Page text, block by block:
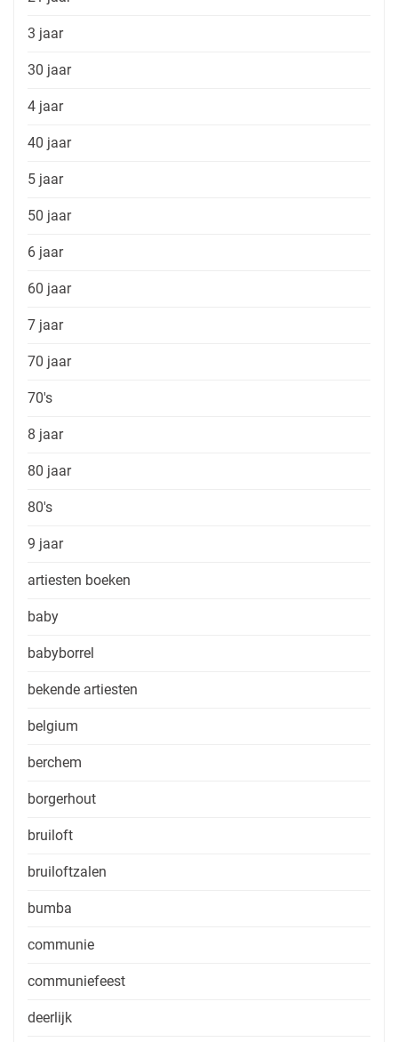
3 jaar
30 jaar
4 jaar
40 jaar
5 jaar
50 jaar
6 jaar
60 jaar
7 jaar
70 jaar
70's
8 jaar
80 jaar
80's
9 jaar
artiesten boeken
baby
babyborrel
bekende artiesten
belgium
berchem
borgerhout
bruiloft
bruiloftzalen
bumba
communie
communiefeest
deerlijk